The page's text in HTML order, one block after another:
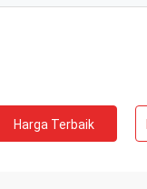
Harga Terbaik